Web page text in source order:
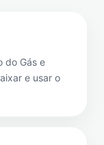
do Gás e
e usar o